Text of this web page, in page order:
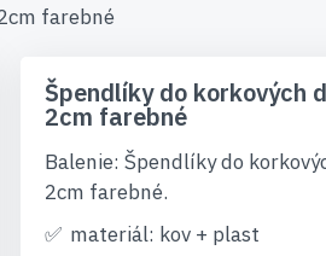
farebné
Špendlíky do korkových
2cm farebné
Balenie: Špendlíky do
2cm farebné.
materiál: kov + plast